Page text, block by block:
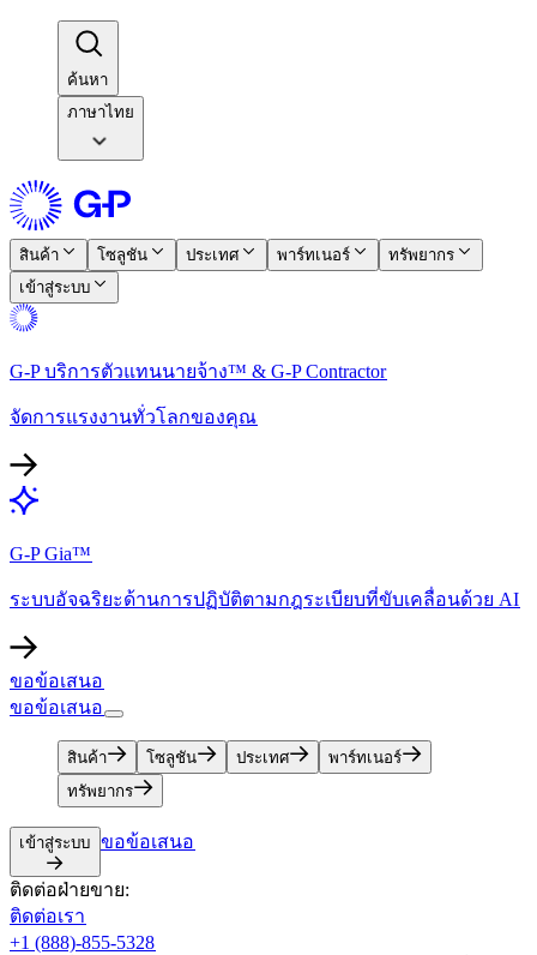
ค้นหา​​
ภาษาไทย
สินค้า​​ โซลูชัน​​ ประเทศ​​ พาร์ทเนอร์​​
ทรัพยากร​​
เข้าสู่ระบบ​​
G-P บริการตัวแทนนายจ้าง™ & G-P Contractor​​
จัดการแรงงานทั่วโลกของคุณ​​
G-P Gia™​​
ระบบอัจฉริยะด้านการปฏิบัติตามกฎระเบียบที่ขับเคลื่อนด้วย AI​​
ขอข้อเสนอ​​
ขอข้อเสนอ​​
สินค้า​​ โซลูชัน​​ ประเทศ​​
พาร์ทเนอร์​​
ทรัพยากร​​
เข้าสู่ระบบ​​ ขอข้อเสนอ​​
ติดต่อฝ่ายขาย:​​
ติดต่อเรา​​
+1 (888)-855-5328​​